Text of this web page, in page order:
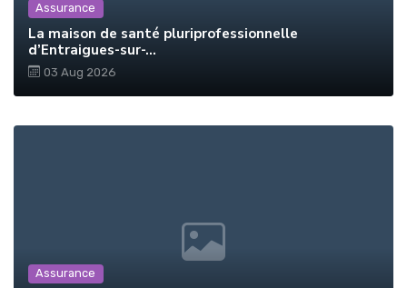
Assurance
La maison de santé pluriprofessionnelle
d’Entraigues-sur-...
03 Aug 2026
Assurance